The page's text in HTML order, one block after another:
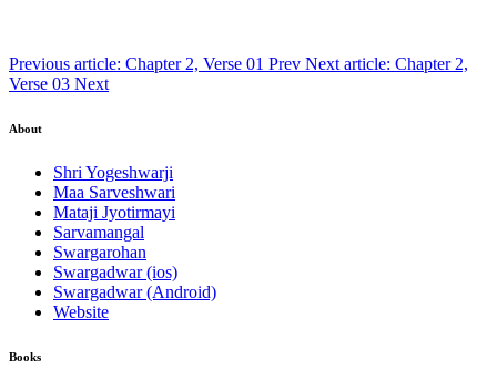
Previous article: Chapter 2, Verse 01 Prev Next article: Chapter 2,
Verse 03 Next
About
Shri Yogeshwarji
Maa Sarveshwari
Mataji Jyotirmayi
Sarvamangal
Swargarohan
Swargadwar (ios)
Swargadwar (Android)
Website
Books